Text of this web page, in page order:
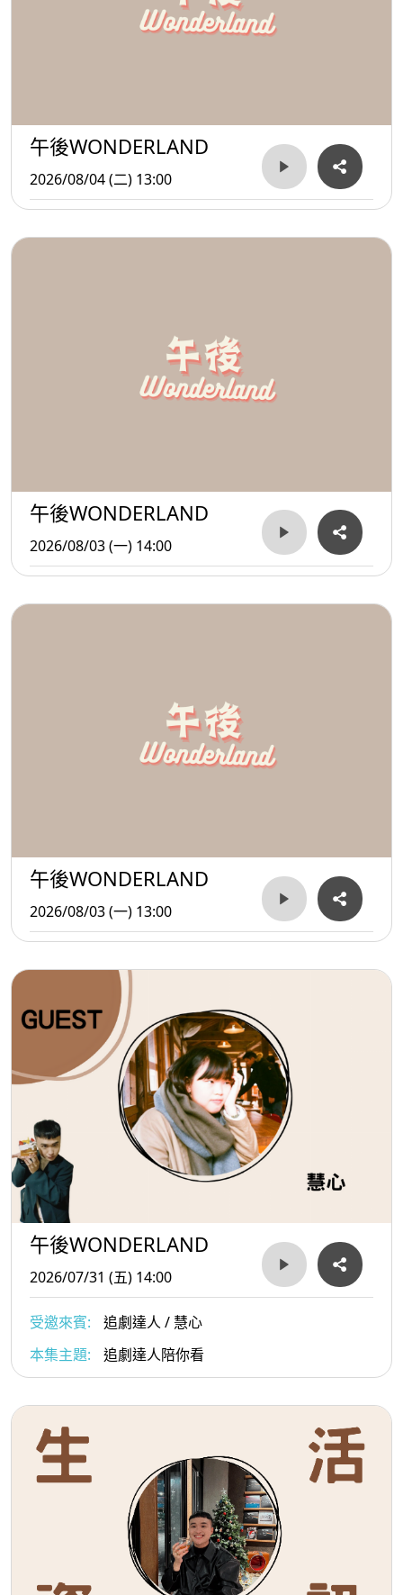
午後WONDERLAND
2026/08/04 (二) 13:00
午後WONDERLAND
2026/08/03 (一) 14:00
午後WONDERLAND
2026/08/03 (一) 13:00
午後WONDERLAND
2026/07/31 (五) 14:00
受邀來賓:
追劇達人 / 慧心
本集主題:
追劇達人陪你看